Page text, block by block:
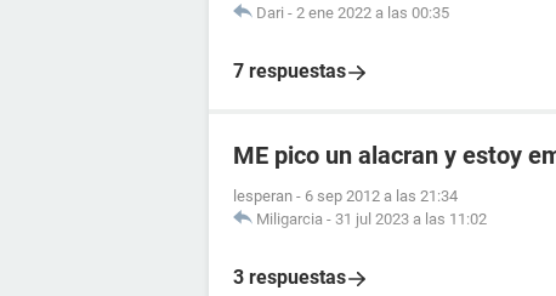
Dari - 2 ene 2022 a las 00:35
7 respuestas
ME pico un alacran y estoy
lesperan - 6 sep 2012 a las 21:34
Miligarcia - 31 jul 2023 a las 11:02
3 respuestas